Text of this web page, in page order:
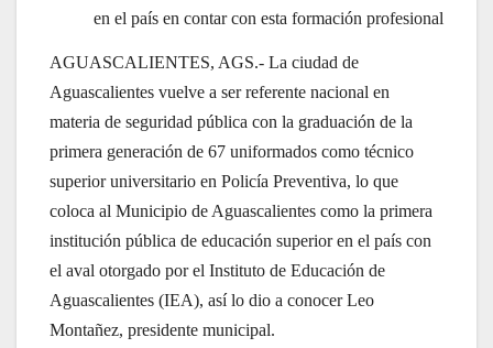
en el país en contar con esta formación profesional
AGUASCALIENTES, AGS.- La ciudad de
Aguascalientes vuelve a ser referente nacional en
materia de seguridad pública con la graduación de la
primera generación de 67 uniformados como técnico
superior universitario en Policía Preventiva, lo que
coloca al Municipio de Aguascalientes como la primera
institución pública de educación superior en el país con
el aval otorgado por el Instituto de Educación de
Aguascalientes (IEA), así lo dio a conocer Leo
Montañez, presidente municipal.